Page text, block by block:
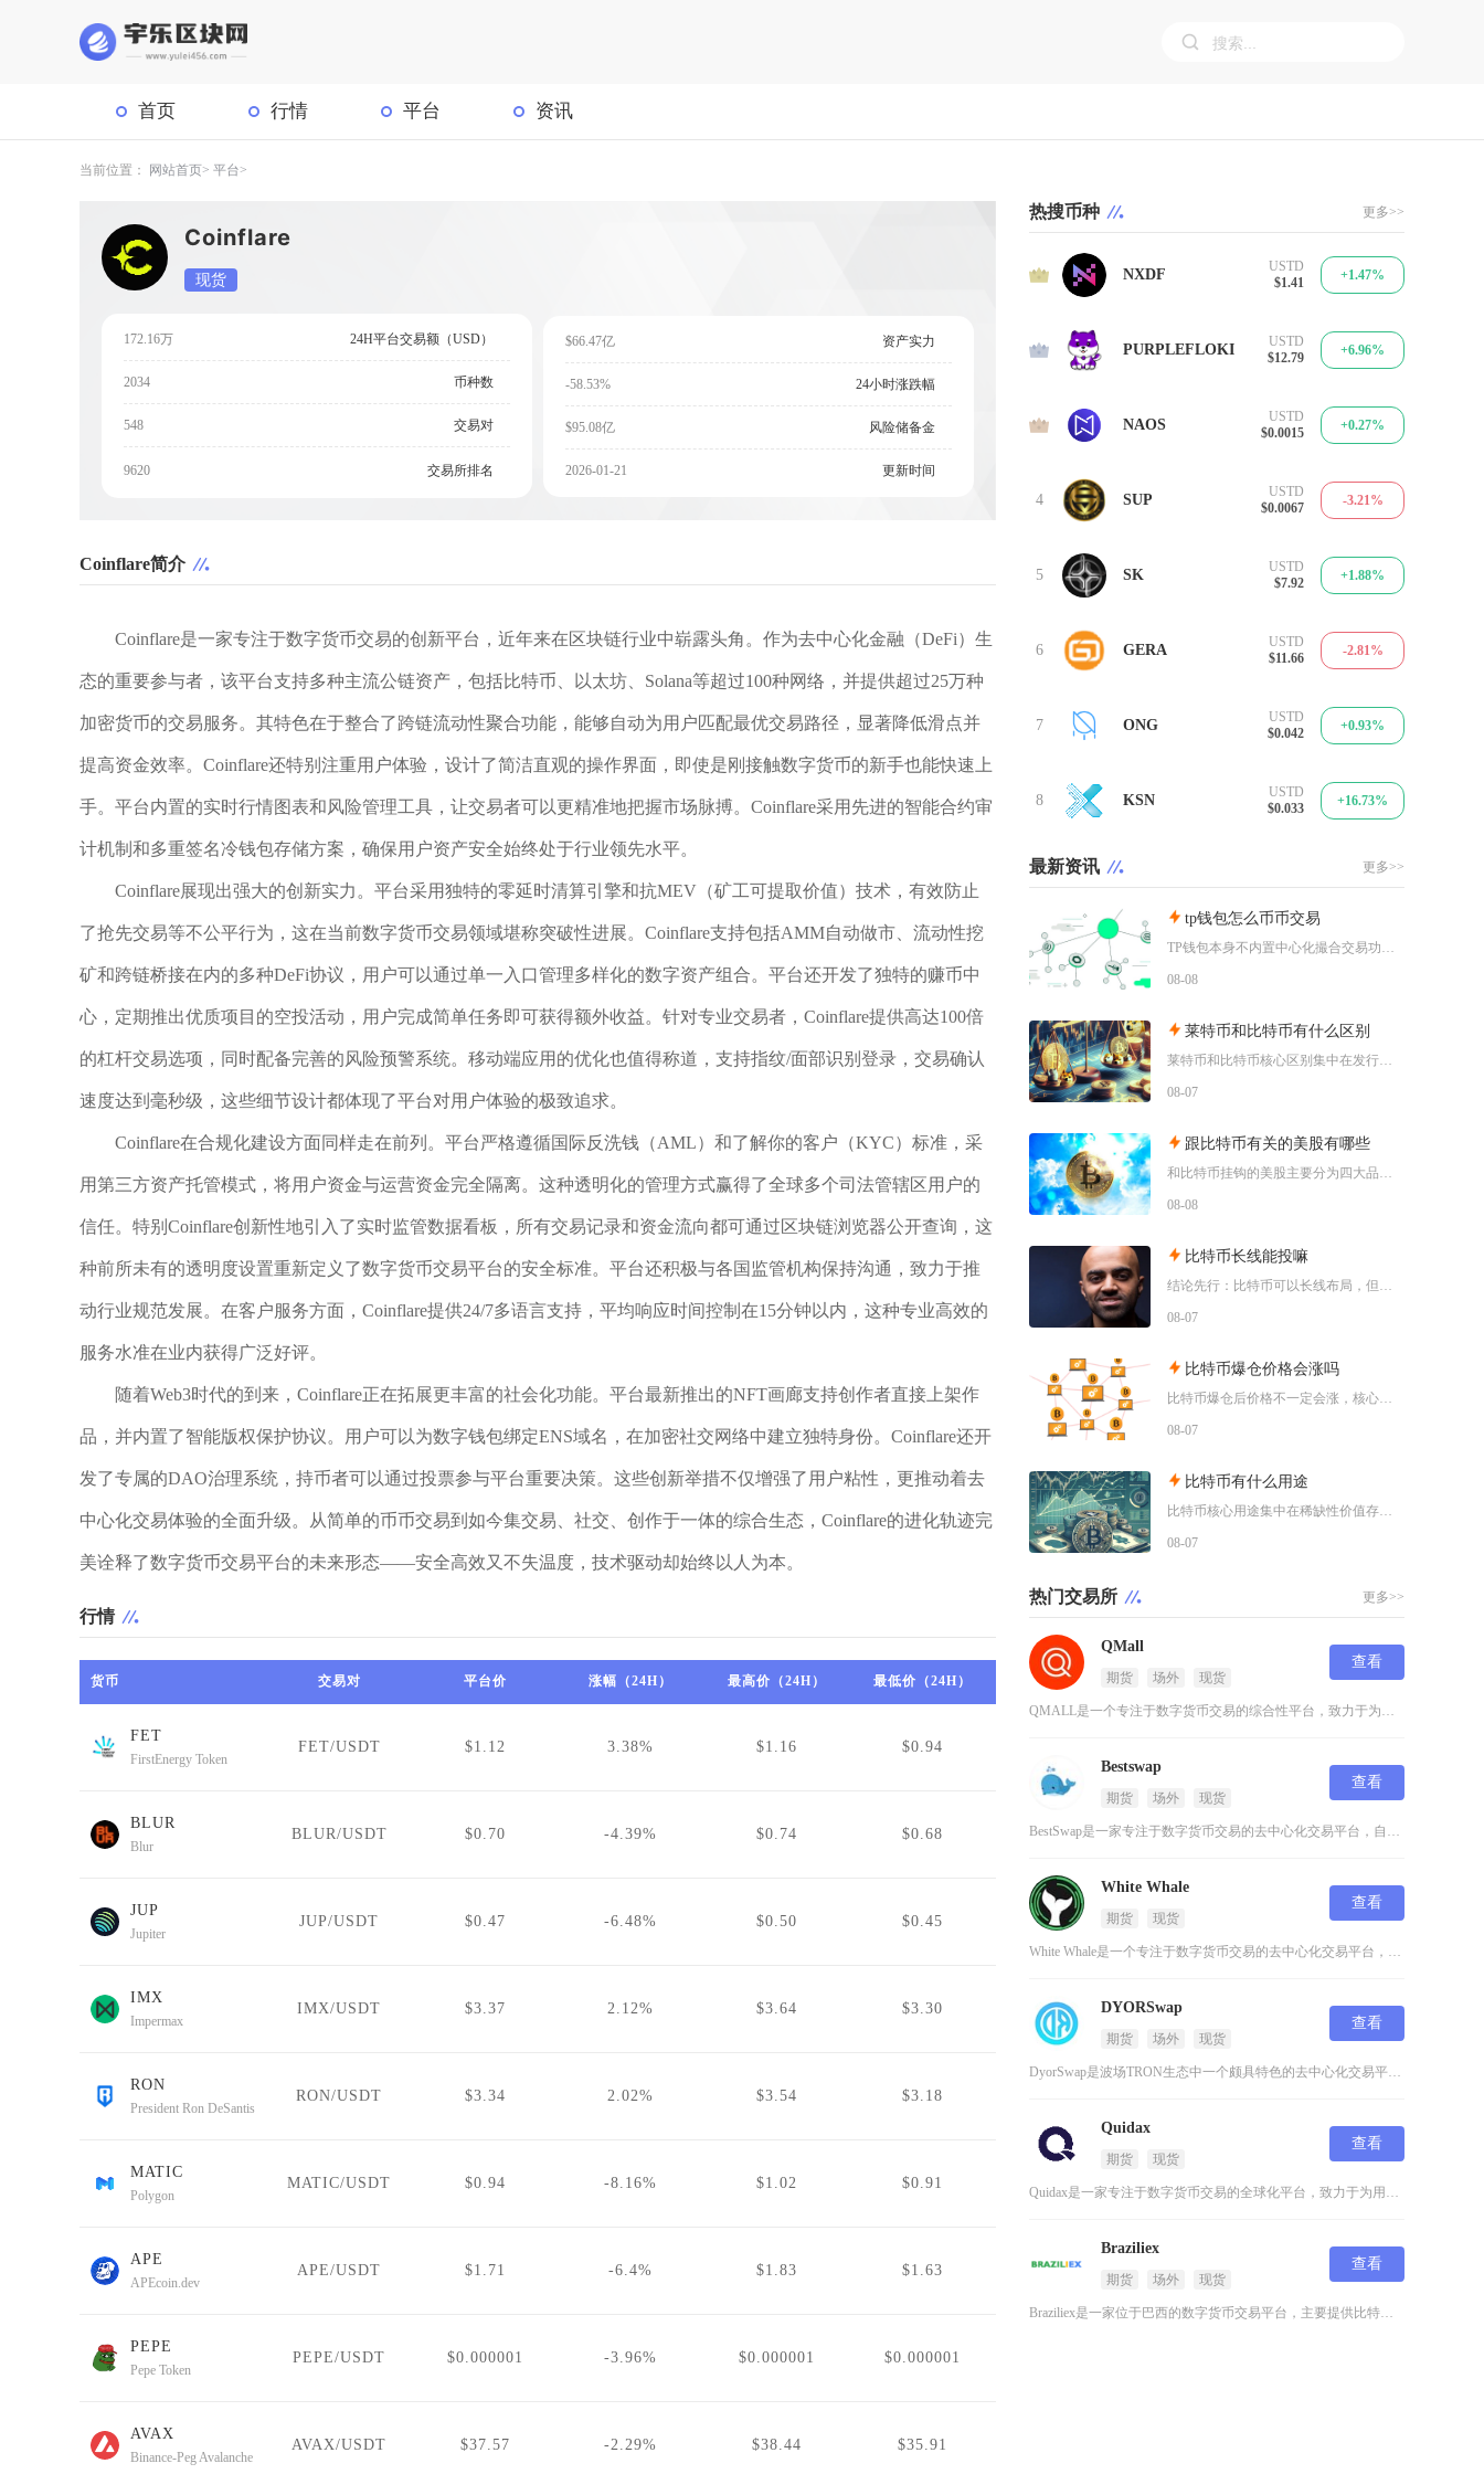
首页 行情 平台 资讯
当前位置： 网站首页 平台
Coinflare
现货
172.16万 24H平台交易额（USD）
2034 币种数
548 交易对
9620 交易所排名
$66.47亿 资产实力
-58.53% 24小时涨跌幅
$95.08亿 风险储备金
2026-01-21 更新时间
Coinflare简介
Coinflare是一家专注于数字货币交易的创新平台，近年来在区块链行业中崭露头角。作为去中心化金融（DeFi）生
态的重要参与者，该平台支持多种主流公链资产，包括比特币、以太坊、Solana等超过100种网络，并提供超过25万种
加密货币的交易服务。其特色在于整合了跨链流动性聚合功能，能够自动为用户匹配最优交易路径，显著降低滑点并
提高资金效率。Coinflare还特别注重用户体验，设计了简洁直观的操作界面，即使是刚接触数字货币的新手也能快速上
手。平台内置的实时行情图表和风险管理工具，让交易者可以更精准地把握市场脉搏。Coinflare采用先进的智能合约审
计机制和多重签名冷钱包存储方案，确保用户资产安全始终处于行业领先水平。
Coinflare展现出强大的创新实力。平台采用独特的零延时清算引擎和抗MEV（矿工可提取价值）技术，有效防止
了抢先交易等不公平行为，这在当前数字货币交易领域堪称突破性进展。Coinflare支持包括AMM自动做市、流动性挖
矿和跨链桥接在内的多种DeFi协议，用户可以通过单一入口管理多样化的数字资产组合。平台还开发了独特的赚币中
心，定期推出优质项目的空投活动，用户完成简单任务即可获得额外收益。针对专业交易者，Coinflare提供高达100倍
的杠杆交易选项，同时配备完善的风险预警系统。移动端应用的优化也值得称道，支持指纹/面部识别登录，交易确认
速度达到毫秒级，这些细节设计都体现了平台对用户体验的极致追求。
Coinflare在合规化建设方面同样走在前列。平台严格遵循国际反洗钱（AML）和了解你的客户（KYC）标准，采
用第三方资产托管模式，将用户资金与运营资金完全隔离。这种透明化的管理方式赢得了全球多个司法管辖区用户的
信任。特别Coinflare创新性地引入了实时监管数据看板，所有交易记录和资金流向都可通过区块链浏览器公开查询，这
种前所未有的透明度设置重新定义了数字货币交易平台的安全标准。平台还积极与各国监管机构保持沟通，致力于推
动行业规范发展。在客户服务方面，Coinflare提供24/7多语言支持，平均响应时间控制在15分钟以内，这种专业高效的
服务水准在业内获得广泛好评。
随着Web3时代的到来，Coinflare正在拓展更丰富的社会化功能。平台最新推出的NFT画廊支持创作者直接上架作
品，并内置了智能版权保护协议。用户可以为数字钱包绑定ENS域名，在加密社交网络中建立独特身份。Coinflare还开
发了专属的DAO治理系统，持币者可以通过投票参与平台重要决策。这些创新举措不仅增强了用户粘性，更推动着去
中心化交易体验的全面升级。从简单的币币交易到如今集交易、社交、创作于一体的综合生态，Coinflare的进化轨迹完
美诠释了数字货币交易平台的未来形态——安全高效又不失温度，技术驱动却始终以人为本。
行情
货币 交易对 平台价 涨幅（24H） 最高价（24H） 最低价（24H）
FET
FirstEnergy Token
FET/USDT $1.12 3.38% $1.16 $0.94
BLUR
Blur
BLUR/USDT $0.70 -4.39% $0.74 $0.68
JUP
Jupiter
JUP/USDT $0.47 -6.48% $0.50 $0.45
IMX
Impermax
IMX/USDT $3.37 2.12% $3.64 $3.30
RON
President Ron DeSantis
RON/USDT $3.34 2.02% $3.54 $3.18
MATIC
Polygon
MATIC/USDT $0.94 -8.16% $1.02 $0.91
APE
APEcoin.dev
APE/USDT $1.71 -6.4% $1.83 $1.63
PEPE
Pepe Token
PEPE/USDT $0.000001 -3.96% $0.000001 $0.000001
AVAX
Binance-Peg Avalanche
AVAX/USDT $37.57 -2.29% $38.44 $35.91
热搜币种 更多>>
1 NXDF
USTD
$1.41
+1.47%
2 PURPLEFLOKI
USTD
$12.79
+6.96%
3 NAOS
USTD
$0.0015
+0.27%
4 SUP
USTD
$0.0067
-3.21%
5 SK
USTD
$7.92
+1.88%
6 GERA
USTD
$11.66
-2.81%
7 ONG
USTD
$0.042
+0.93%
8 KSN
USTD
$0.033
+16.73%
最新资讯 更多>>
tp钱包怎么币币交易
TP钱包本身不内置中心化撮合交易功能，想要完成币币交易，依靠内置Swap聚合工具或者连接去
08-08
莱特币和比特币有什么区别
莱特币和比特币核心区别集中在发行总量、出块效率、挖矿算法与市场定位四大维度，比特币偏向稀缺
08-07
跟比特币有关的美股有哪些
和比特币挂钩的美股主要分为四大品类，分别是比特币现货/期货ETF产品、加密资产交易所个股、
08-08
比特币长线能投嘛
结论先行：比特币可以长线布局，但只适合风险承受能力极强、能够接受资产大幅回撤、只用闲钱小额
08-07
比特币爆仓价格会涨吗
比特币爆仓后价格不一定会涨，核心取决于爆仓的多空方向、市场流动性和宏观环境，空头集中爆仓易
08-07
比特币有什么用途
比特币核心用途集中在稀缺性价值存储、全球点对点支付结算、去中心化金融抵押、抗审查资产保全以
08-07
热门交易所 更多>>
QMall
期货 场外 现货
查看
QMALL是一个专注于数字货币交易的综合性平台，致力于为用户提供安全、高效的数字资产交易服
Bestswap
期货 场外 现货
查看
BestSwap是一家专注于数字货币交易的去中心化交易平台，自2020年8月上线以来迅速崭
White Whale
期货 现货
查看
White Whale是一个专注于数字货币交易的去中心化交易平台，成立于2022年，目前支
DYORSwap
期货 场外 现货
查看
DyorSwap是波场TRON生态中一个颇具特色的去中心化交易平台，它专注于提供安全高效的
Quidax
期货 现货
查看
Quidax是一家专注于数字货币交易的全球化平台，致力于为用户提供安全、便捷的数字资产交易
Braziliex
期货 场外 现货
查看
Braziliex是一家位于巴西的数字货币交易平台，主要提供比特币、莱特币等主流加密货币的